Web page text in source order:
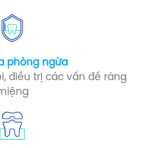
phòng ngừa​
điều trị các vấn đề răng